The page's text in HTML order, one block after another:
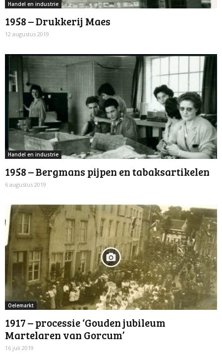
Handel en industrie
1958 – Drukkerij Maes
12 augustus 2019
Handel en industrie
1958 – Bergmans pijpen en tabaksartikelen
6 augustus 2019
Oelemarkt
1917 – processie ‘Gouden jubileum
Martelaren van Gorcum’
16 juli 2019